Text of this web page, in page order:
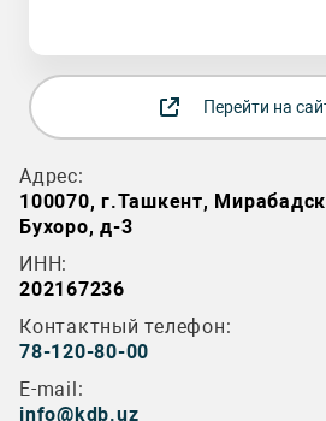
Перейти на
Адрес:
100070, г.Ташкент,
Бухоро, д-3
ИНН:
202167236
Контактный телефон:
78-120-80-00
E-mail:
info@kdb.uz